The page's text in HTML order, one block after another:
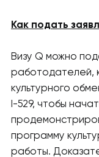
Как подать
Визу Q можно
работодателей,
культурного
I-529, чтобы
программу
работы.